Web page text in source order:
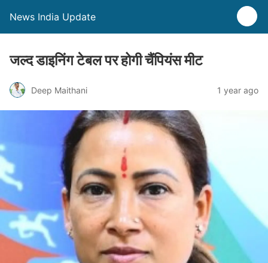
News India Update
जल्द डाइनिंग टेबल पर होगी चैंपियंस मीट
Deep Maithani 1 year ago